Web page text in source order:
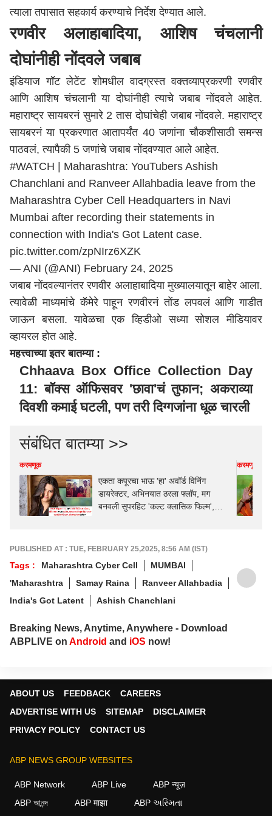
त्याला तपासात सहकार्य करण्याचे निर्देश देण्यात आले.
रणवीर अलाहाबादिया, आशिष चंचलानी
दोघांनीही नोंदवले जबाब
इंडियाज गॉट लेटेंट शोमधील वादग्रस्त वक्तव्याप्रकरणी रणवीर
आणि आशिष चंचलानी या दोघांनीही त्याचे जबाब नोंदवले आहेत.
महाराष्ट्र सायबरनं सुमारे 2 तास दोघांचेही जबाब नोंदवले.महाराष्ट्र
सायबरनं या प्रकरणात आतापर्यंत 40 जणांना चौकशीसाठी समन्स
पाठवलं, त्यापैकी 5 जणांचे जबाब नोंदवण्यात आले आहेत.
#WATCH | Maharashtra: YouTubers Ashish
Chanchlani and Ranveer Allahbadia leave from the
Maharashtra Cyber ​​Cell Headquarters in Navi
Mumbai after recording their statements in
connection with India's Got Latent case.
pic.twitter.com/zpNIrz6XZK
— ANI (@ANI) February 24, 2025
जबाब नोंदवल्यानंतर रणवीर अलाहाबादिया मुख्यालयातून बाहेर आला.
त्यावेळी माध्यमांचे कॅमेरे पाहून रणवीरनं तोंड लपवलं आणि गाडीत
जाऊन बसला. यावेळचा एक व्हिडीओ सध्या सोशल मीडियावर
व्हायरल होत आहे.
महत्त्वाच्या इतर बातम्या :
Chhaava Box Office Collection Day
11: बॉक्स ऑफिसवर 'छावा'चं तुफान; अकराव्या
दिवशी कमाई घटली, पण तरी दिग्गजांना धूळ चारली
संबंधित बातम्या >>
करमणूक
एकता कपूरचा भाऊ 'हा' अवॉर्ड विनिंग
डायरेक्टर, अभिनयात ठरला फ्लॉप, मग
बनवली सुपरहिट 'कल्ट क्लासिक फिल्म',
करमणूक
PUBLISHED AT : TUE, FEBRUARY 25,2025, 8:56 AM (IST)
Tags : Maharashtra Cyber Cell
MUMBAI
'Maharashtra
Samay Raina
Ranveer Allahbadia
India's Got Latent
Ashish Chanchlani
Breaking News, Anytime, Anywhere - Download
ABPLIVE on Android and iOS now!
ABOUT US FEEDBACK
CAREERS
ADVERTISE WITH US
SITEMAP
DISCLAIMER
PRIVACY POLICY
CONTACT US
ABP NEWS GROUP WEBSITES
ABP Network ABP Live
ABP न्यूज़
ABP আনন্দ
ABP माझा
ABP અસ્મિતા